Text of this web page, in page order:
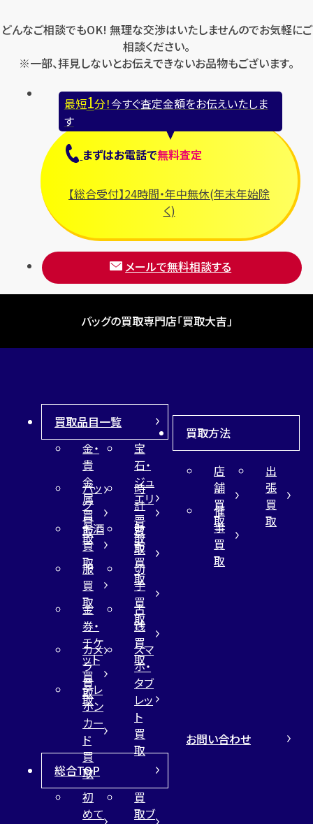
どんなご相談でもOK! 無理な交渉はいたしませんのでお気軽にご
相談ください。
※一部、拝見しないとお伝えできないお品物もございます。
最短1分！今すぐ査定金額をお伝えいたしま
す
まずはお電話で無料査定
【総合受付】24時間・年中無休(年末年始除
く)
メールで無料相談する
バッグの買取専門店「買取大吉」
買取品目一覧
金・
貴
金
属
買
取
宝
石・
ジュ
エリ
ー
買
取
バッ
グ
買
取
時
計
買
取
お酒
買
取
財
布
買
取
服
買
取
切
手
買
取
金
券・
チケ
ット
買
取
古
銭
買
取
カメ
ラ
買
取
スマ
ホ・
タブ
レッ
ト
買
取
テレ
ホン
カー
ド
買
取
買取方法
店
舗
買
取
出
張
買
取
催
事
買
取
総合TOP
初
めて
買
取ブ
お問い合わせ